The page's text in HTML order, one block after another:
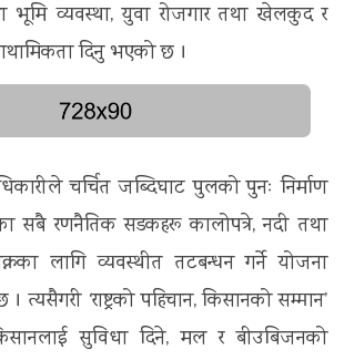
भूमि व्यवस्था, युवा रोजगार तथा खेलकुद र
दिनु भएको छ ।
चर्चित जब्दिघाट पुलको पुनः निर्माण
सबै रणनैतिक सडकहरू कालोपत्रे, नदी तथा
लागि व्यवस्थीत तटबन्धन गर्ने योजना
त्यसैगरी ‘राष्ट्रको पहिचान, किसानको सम्मान’
सुविधा दिने, मल र बीउबिजनको